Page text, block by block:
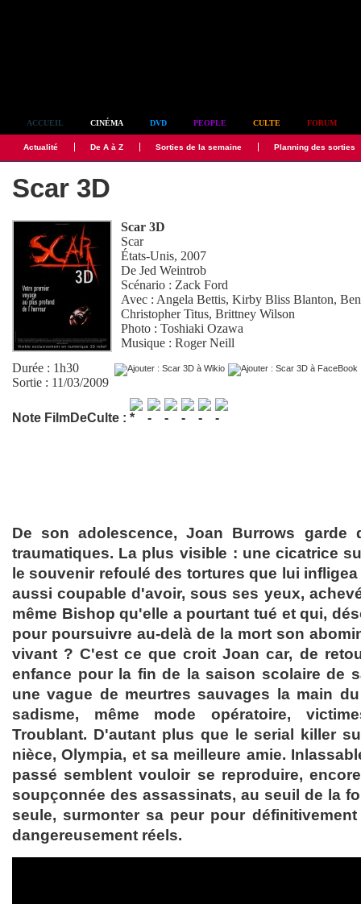
ACCUEIL CINÉMA DVD PEOPLE CULTE FORUM
Actualité De A à Z Sorties de la semaine Planning des sorties
Scar 3D
Scar 3D
Scar
États-Unis, 2007
DeJed Weintrob
Scénario : Zack Ford
Avec : Angela Bettis,Kirby Bliss Blanton,
Christopher Titus,Brittney Wilson
Photo :Toshiaki Ozawa
Musique :Roger Neill
Durée : 1h30
Sortie : 11/03/2009
Note FilmDeCulte :
De son adolescence, Joan Burrows garde
traumatiques. La plus visible : une cicatrice
le souvenir refoulé des tortures que lui
aussi coupable d'avoir, sous ses yeux,
même Bishop qu'elle a pourtant tué et qui,
pour poursuivre au-delà de la mort son
vivant ? C'est ce que croit Joan car, de
enfance pour la fin de la saison scolaire de
une vague de meurtres sauvages la main
sadisme, même mode opératoire,
Troublant. D'autant plus que le serial killer
nièce, Olympia, et sa meilleure amie.
passé semblent vouloir se reproduire,
soupçonnée des assassinats, au seuil de la
seule, surmonter sa peur pour
dangereusement réels.